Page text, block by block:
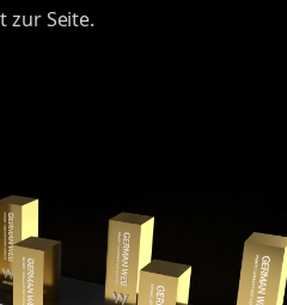
zur Seite.